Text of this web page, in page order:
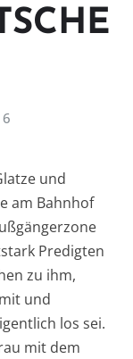
6
und
am Bahnhof
Predigten
zu ihm,
und
los sei.
mit dem